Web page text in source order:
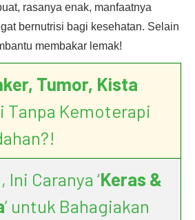
rasanya enak, manfaatnya
bernutrisi bagi kesehatan. Selain
membakar lemak!
Tumor, Kista
Tanpa Kemoterapi
Ini Caranya ‘Keras &
’ untuk Bahagiakan